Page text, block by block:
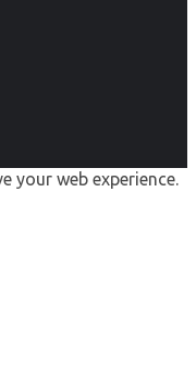
your web experience.